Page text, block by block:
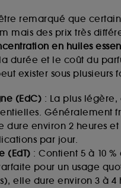
remarqué que
mais des prix très
en huiles
durée et le coût du
exister sous plusieurs
(EdC) : La plus légère,
Généralement
dure environ 2 heures et
par jour.
(EdT) : Contient 5 à 10 %
pour un usage
elle dure environ 3 à 4